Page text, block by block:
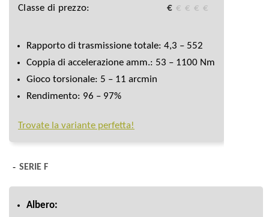
Classe di prezzo:
€ € € € €
Rapporto di trasmissione totale: 4,3 – 552
Coppia di accelerazione amm.: 53 – 1100 Nm
Gioco torsionale: 5 – 11 arcmin
Rendimento: 96 – 97%
Trovate la variante perfetta!
SERIE F
Albero: